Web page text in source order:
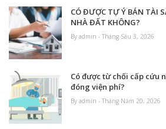
CÓ ĐƯỢC TỰ Ý BÁN TÀI
NHÀ ĐẤT KHÔNG?
By admin - Tháng Sáu 3, 2026
Có được từ chối cấp cứu
đóng viện phí?
By admin - Tháng Năm 20, 2026